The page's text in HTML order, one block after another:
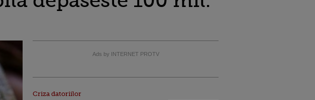
Ads by INTERNET PROTV
Criza datoriilor